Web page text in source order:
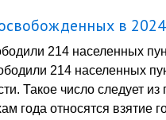
в
214 населенных
214 населенных
Такое число следует
года относятся взятие